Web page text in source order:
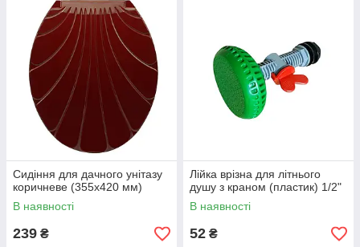
Сидіння для дачного унітазу
коричневе (355х420 мм)
В наявності
239 ₴
Лійка врізна для літнього
душу з краном (пластик) 1/2"
В наявності
52 ₴